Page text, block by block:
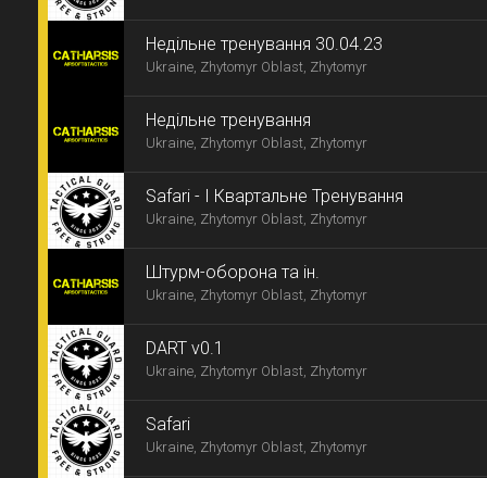
Недільне тренування 30.04.23
Ukraine, Zhytomyr Oblast, Zhytomyr
Недільне тренування
Ukraine, Zhytomyr Oblast, Zhytomyr
Safari - I Квартальне Тренування
Ukraine, Zhytomyr Oblast, Zhytomyr
Штурм-оборона та ін.
Ukraine, Zhytomyr Oblast, Zhytomyr
DART v0.1
Ukraine, Zhytomyr Oblast, Zhytomyr
Safari
Ukraine, Zhytomyr Oblast, Zhytomyr